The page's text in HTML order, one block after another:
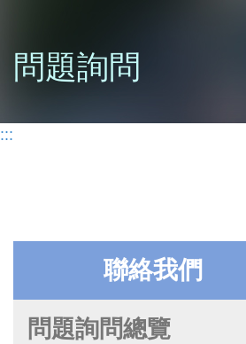
問題詢問
:::
聯絡我們
問題詢問總覽